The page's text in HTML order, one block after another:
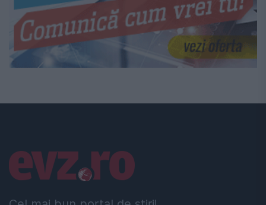
Linkuri utile